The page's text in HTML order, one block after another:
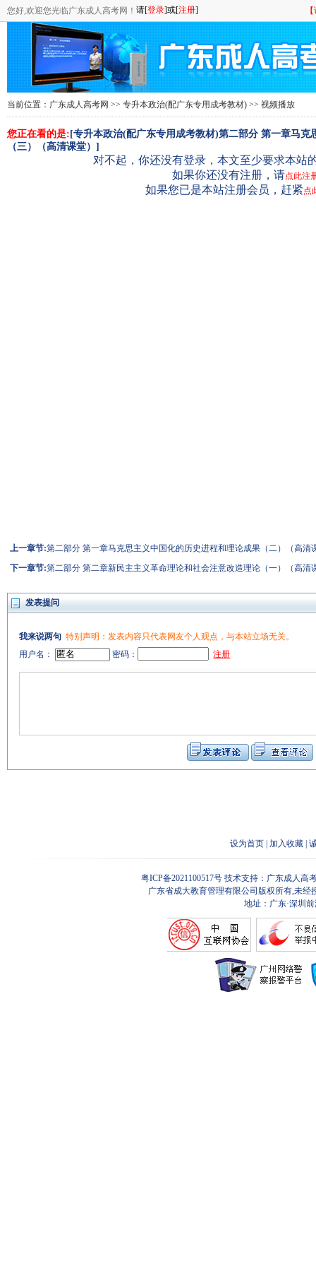
您好,欢迎您光临广东成人高考网！
当前位置： 广东成人高考网 >> 专升本政治(配广东专用成考教材) >> 视频播放
您正在看的是: [专升本政治(配广东专用成考教材)第二部分 第一章马克
（三）（高清课堂）]
对不起，你还没有登录，本文至少要求本站
如果你还没有注册，请点此注
如果您已是本站注册会员，赶紧点
上一章节:第二部分 第一章马克思主义中国化的历史进程和理论成果（二）（高清
下一章节:第二部分 第二章新民主主义革命理论和社会注意改造理论（一）（高清
发表提问
我来说两句 特别声明：发表内容只代表网友个人观点，与本站立场无关。
用户名：
密码： 注册
设为首页 加入收藏
粤ICP备2021100517号 技术支持：广东成人高
广东省成大教育管理有限公司版权所有,未
地址：广东·深圳